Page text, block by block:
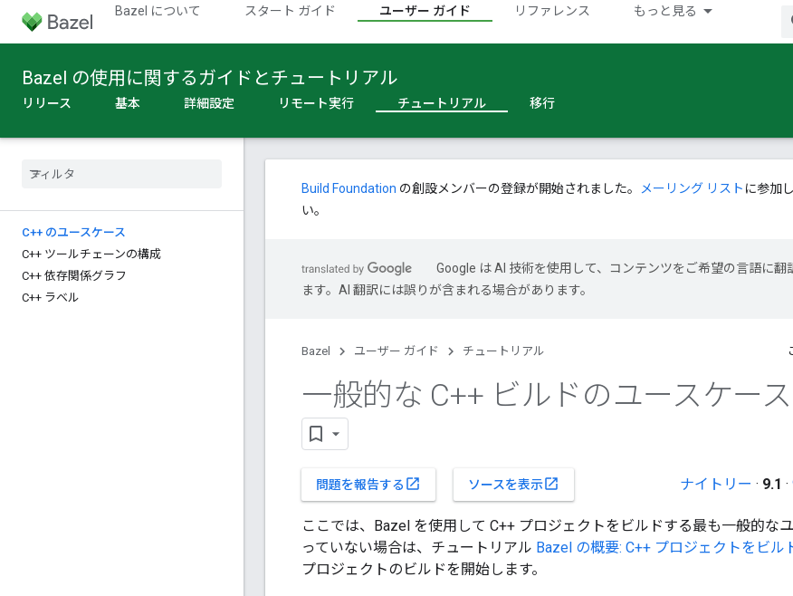
Bazel について スタート ガイド ユーザー ガイド リファレンス もっと見る
Bazel の使用に関するガイドとチュートリアル
リリース 基本 詳細設定 リモート実行 チュートリアル 移行
C++ のユースケース
C++ ツールチェーンの構成
C++ 依存関係グラフ
C++ ラベル
Build Foundation の創設メンバーの登録が開始されました。 メーリング リスト に参加し
い。
Google は AI 技術を使用して、コンテンツをご希望の言語に翻
ます。AI 翻訳には誤りが含まれる場合があります。
Bazel ユーザー ガイド チュートリアル
一般的な C++ ビルドのユースケース
問題を報告する open_in_new ソースを表示open_in_new ナイトリー · 9.1 ·
ここでは、Bazel を使用して C++ プロジェクトをビルドする最も一般的な
っていない場合は、チュートリアル Bazel の概要: C++ プロジェクトをビル
プロジェクトのビルドを開始します。